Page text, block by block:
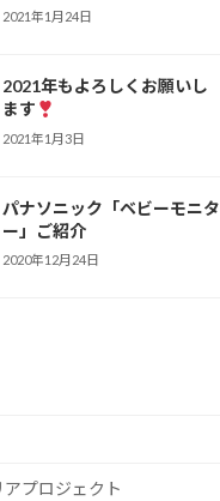
2021年1月24日
2021年もよろしくお願いし
ます
2021年1月3日
パナソニック「ベビーモニタ
ー」ご紹介
2020年12月24日
プロジェクト